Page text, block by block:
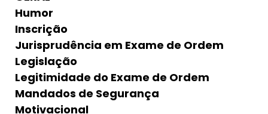
Humor
Inscrição
Jurisprudência em Exame de Ordem
Legislação
Legitimidade do Exame de Ordem
Mandados de Segurança
Motivacional